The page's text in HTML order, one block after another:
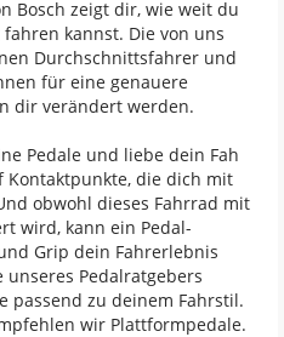
Bosch zeigt dir, wie weit du
kannst. Die von uns
Durchschnittsfahrer und
für eine genauere
dir verändert werden.
Pedale und liebe dein Fah
Kontaktpunkte, die dich mit
obwohl dieses Fahrrad mit
wird, kann ein Pedal-
Grip dein Fahrerlebnis
Pedalratgebers
passend zu deinem Fahrstil.
wir Plattformpedale.